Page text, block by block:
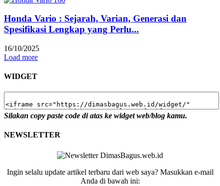
Honda Vario : Sejarah, Varian, Generasi dan
Spesifikasi Lengkap yang Perlu...
16/10/2025
Load more
WIDGET
Silakan copy paste code di atas ke widget web/blog kamu.
NEWSLETTER
Ingin selalu update artikel terbaru dari web saya? Masukkan e-mail
Anda di bawah ini: